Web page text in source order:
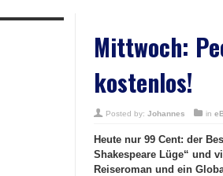
Mittwoch:
kostenlos!
Posted by: Johannes in
Heute nur 99 Cent: der
Shakespeare Lüge“ und
Reiseroman und ein